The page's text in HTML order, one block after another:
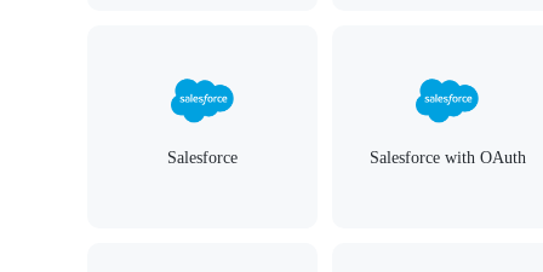
Salesforce Salesforce with OAuth